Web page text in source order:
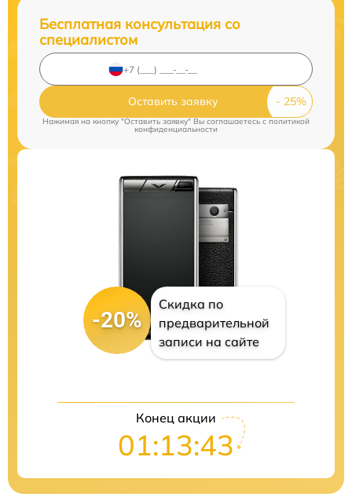
Бесплатная консультация со
специалистом
Оставить заявку
Нажимая на кнопку "Оставить заявку" Вы соглашаетесь cполитикой
конфиденциальности
-20%
Скидка по
предварительной
записи на сайте
Конец акции
01:13:42